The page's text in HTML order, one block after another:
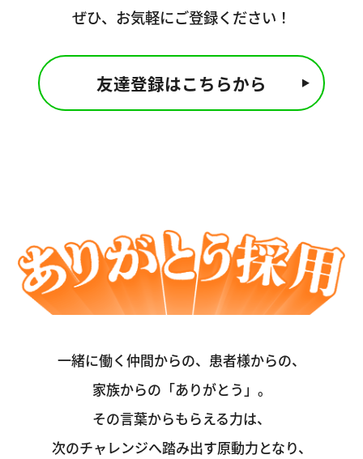
ぜひ、お気軽にご登録ください！
友達登録はこちらから
一緒に働く仲間からの、患者様からの、
家族からの「ありがとう」。
その言葉からもらえる力は、
次のチャレンジへ踏み出す原動力となり、